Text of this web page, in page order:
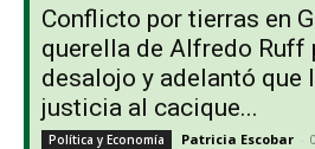
Conflicto por tierras en
querella de Alfredo Ruff
desalojo y adelantó que
justicia al cacique...
Política y Economía Patricia Escobar -